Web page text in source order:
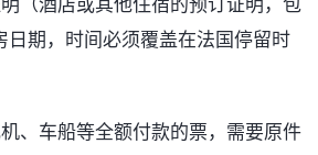
日期，时间必须覆盖在法国停留时
车船等全额付款的票，需要原件